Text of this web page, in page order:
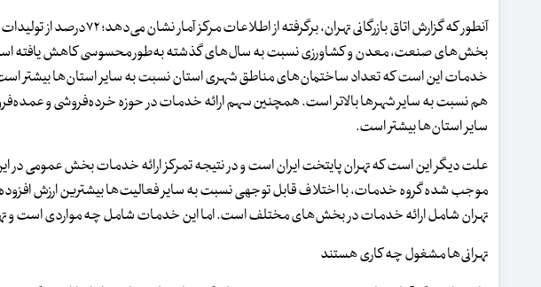
آنطور که گزارش اتاق بازرگانی
بخش‌های صنعت، معدن و کشاورزی نسبت به سال‌های گذشته به‌طور محسوسی کاهش یافته
خدمات این است که تعداد ساختمان‌های مناطق شهری استان نسبت به سایر استان‌ها بیشتر
هم نسبت به سایر شهرها بالاتر است. همچنین سهم ارائه خدمات در حوزه خرده‌فروشی و
سایر استان‌ها بیشتر است.
علت دیگر این است که تهران پایتخت ایران است و در نتیجه تمرکز ارائه خدمات بخش عمومی در
موجب شده گروه خدمات، با اختلاف قابل توجهی نسبت به سایر فعالیت‌ها بیشترین ارزش افزوده
تهران شامل ارائه خدمات در بخش‌های مختلف است. اما این خدمات شامل چه مواردی است و
تهرانی‌ها مشغول چه کاری هستند